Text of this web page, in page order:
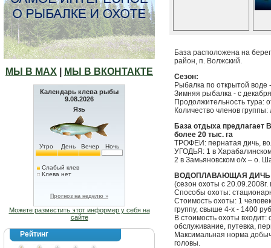
МЫ В МАХ МЫ В ВКОНТАКТЕ
Календарь клева рыбы
9.08.2026
Язь
Утро День Вечер Ночь
Слабый клев
Клева нет
Прогноз на неделю »
Можете разместить этот информер у себя на
сайте
Рейтинг
База расположена на
район, п. Волжский.
Сезон:
Рыбалка по открытой воде
Зимняя рыбалка - с
Продолжительность тура:
Количество членов
База отдыха предлагает
более 20 тыс. га
ТРОФЕИ: пернатая дичь,
УГОДЬЯ: 1 в
2 в Замьяновском о/х – о.
ВОДОПЛАВАЮЩАЯ ДИЧЬ
(сезон охоты с 20.09.2008г.
Способы охоты:
Стоимость охоты: 1
группу, свыше 4-х - 1400
В стоимость охоты входит:
обслуживание, путевка,
Максимальная норма
головы.